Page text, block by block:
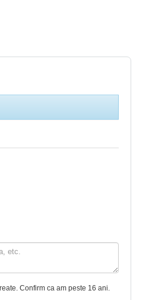
Confirm ca am peste 16 ani.